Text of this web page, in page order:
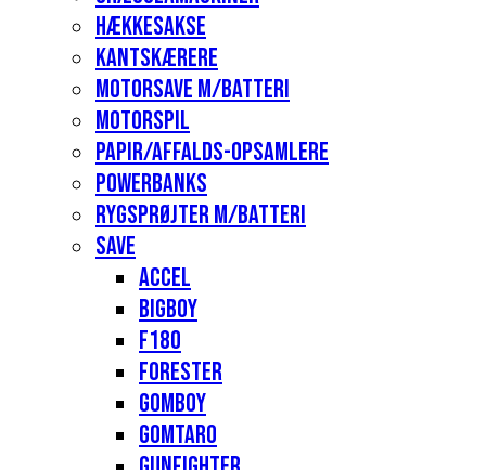
Hækkesakse
Kantskærere
Motorsave m/batteri
Motorspil
Papir/affalds-opsamlere
Powerbanks
Rygsprøjter m/batteri
Save
Accel
Bigboy
F180
Forester
Gomboy
Gomtaro